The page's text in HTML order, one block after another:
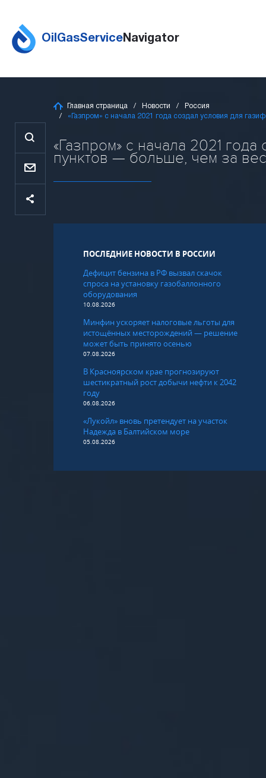
OilGasServiceNavigator
Главная страница Новости
Россия
«Газпром» с начала 2021 года создал условия для
«Газпром» с начала 2021
пунктов — больше, чем за
ПОСЛЕДНИЕ НОВОСТИ В РОССИИ
Дефицит бензина в РФ вызвал скачок
спроса на установку газобаллонного
оборудования
10.08.2026
Минфин ускоряет налоговые льготы для
истощённых месторождений — решение
может быть принято осенью
07.08.2026
В Красноярском крае прогнозируют
шестикратный рост добычи нефти к 2042
году
06.08.2026
«Лукойл» вновь претендует на участок
Надежда в Балтийском море
05.08.2026